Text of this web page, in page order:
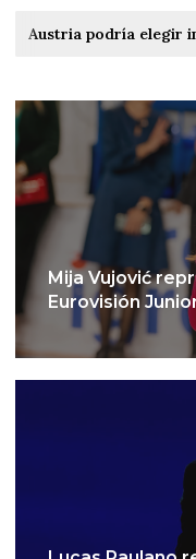
Mija Vujović
Eurovisión